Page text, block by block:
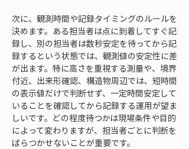
次に、観測時間や記録タイミングのルールを
決めます。ある担当者は点に到着してすぐ記
録し、別の担当者は数秒安定を待ってから記
録するという状態では、観測値の安定性に差
が出ます。特に高さを重視する測量や、境界
付近、出来形確認、構造物周辺では、短時間
の表示値だけで判断せず、一定時間安定して
いることを確認してから記録する運用が望ま
しいです。どの程度待つかは現場条件や目的
によって変わりますが、担当者ごとに判断を
ばらつかせないことが重要です。